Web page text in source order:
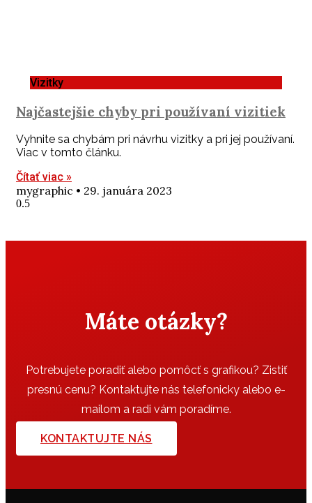
Vizitky
Najčastejšie chyby pri používaní vizitiek
Vyhnite sa chybám pri návrhu vizitky a pri jej používaní.
Viac v tomto článku.
Čítať viac »
mygraphic 29. januára 2023
Máte otázky?
Potrebujete poradiť alebo pomôcť s grafikou? Zistiť
presnú cenu? Kontaktujte nás telefonicky alebo e-
mailom a radi vám poradíme.
KONTAKTUJTE NÁS